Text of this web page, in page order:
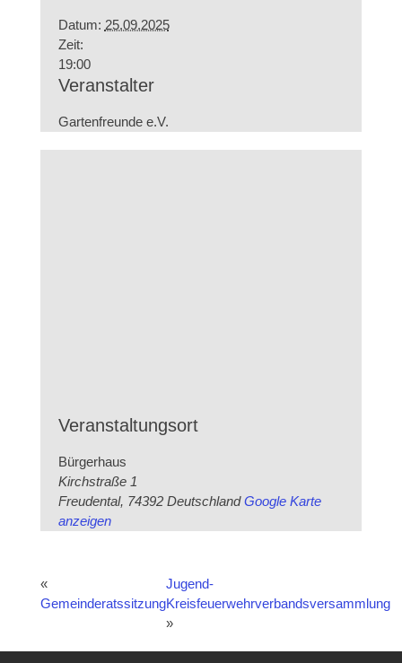
Datum: 25.09.2025
Zeit:
19:00
Veranstalter
Gartenfreunde e.V.
Veranstaltungsort
Bürgerhaus
Kirchstraße 1
Freudental, 74392 Deutschland Google Karte
anzeigen
«
Gemeinderatssitzung
Jugend-
Kreisfeuerwehrverbandsversammlung
»